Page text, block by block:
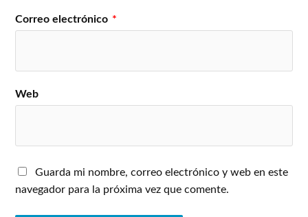
Correo electrónico *
Web
Guarda mi nombre, correo electrónico y web en este
navegador para la próxima vez que comente.